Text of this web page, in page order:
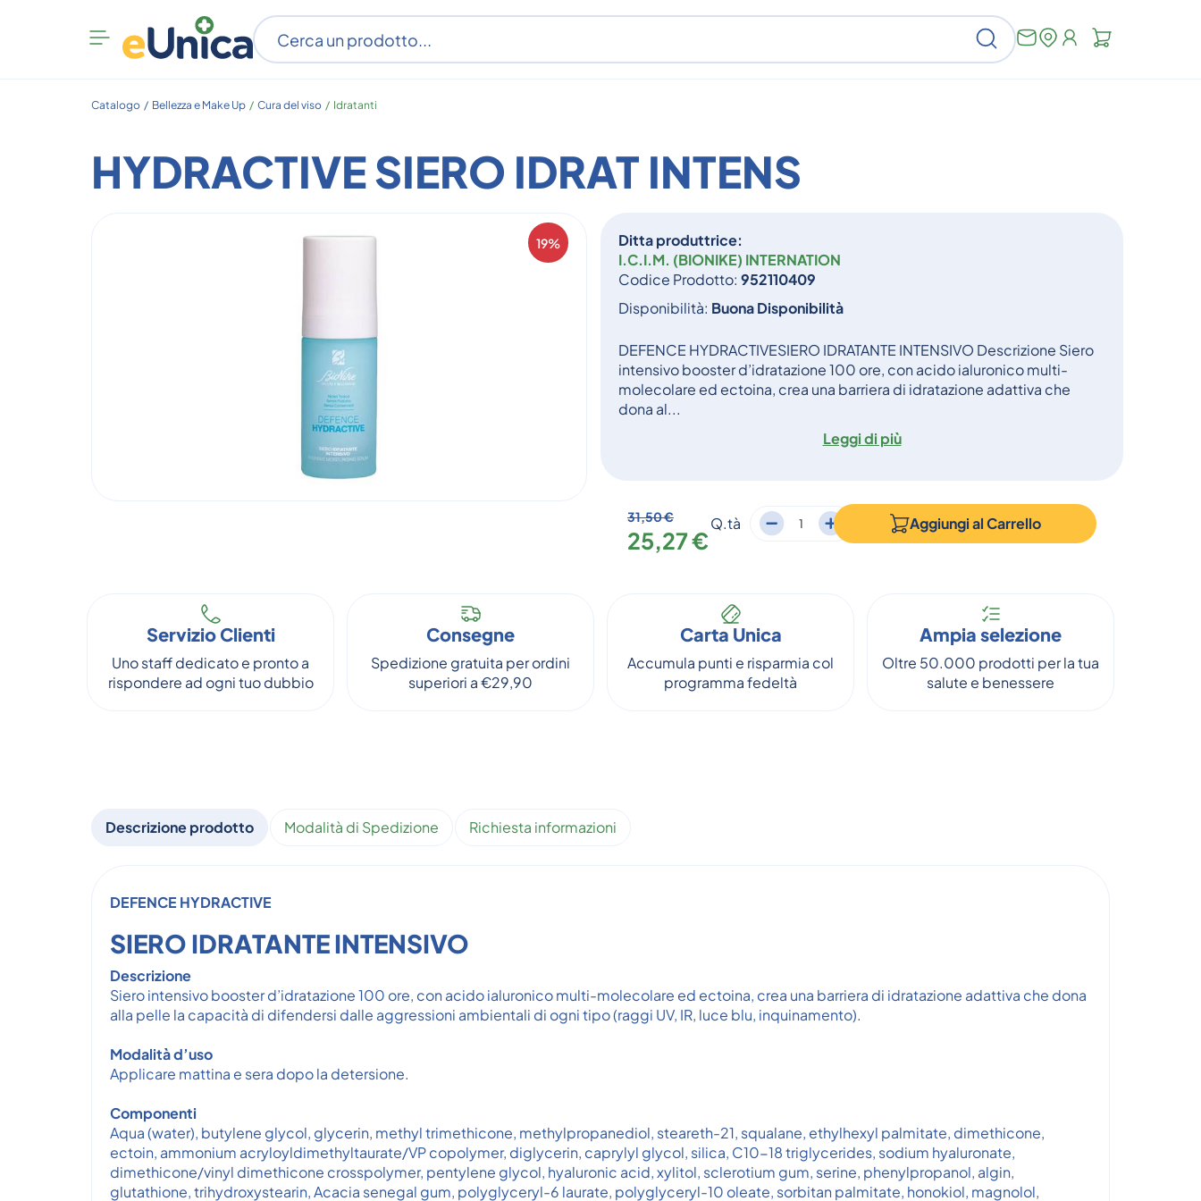
Apri
menu
Cerca
Catalogo / Bellezza e Make Up / Cura del viso / Idratanti
HYDRACTIVE SIERO IDRAT INTENS
19%
Ditta produttrice:
I.C.I.M. (BIONIKE) INTERNATION
Codice Prodotto: 952110409
Disponibilità: Buona Disponibilità
DEFENCE HYDRACTIVESIERO IDRATANTE INTENSIVO Descrizione Siero
intensivo booster d’idratazione 100 ore, con acido ialuronico multi-
molecolare ed ectoina, crea una barriera di idratazione adattiva che
dona al...
Leggi di più
31,50 €
25,27 €
Q.tà Aggiungi alCarrello
Servizio Clienti
Uno staff dedicato e pronto a
rispondere ad ogni tuo dubbio
Consegne
Spedizione gratuita per ordini
superiori a €29,90
Carta Unica
Accumula punti e risparmia col
programma fedeltà
Ampia selezione
Oltre 50.000 prodotti per la tua
salute e benessere
Descrizione prodotto Modalità di Spedizione Richiesta informazioni
DEFENCE HYDRACTIVE
SIERO IDRATANTE INTENSIVO
Descrizione
Siero intensivo booster d’idratazione 100 ore, con acido ialuronico multi-molecolare ed ectoina, crea una barriera di idratazione adattiva che dona
alla pelle la capacità di difendersi dalle aggressioni ambientali di ogni tipo (raggi UV, IR, luce blu, inquinamento).
Modalità d’uso
Applicare mattina e sera dopo la detersione.
Componenti
Aqua (water), butylene glycol, glycerin, methyl trimethicone, methylpropanediol, steareth-21, squalane, ethylhexyl palmitate, dimethicone,
ectoin, ammonium acryloyldimethyltaurate/VP copolymer, diglycerin, caprylyl glycol, silica, C10-18 triglycerides, sodium hyaluronate,
dimethicone/vinyl dimethicone crosspolymer, pentylene glycol, hyaluronic acid, xylitol, sclerotium gum, serine, phenylpropanol, algin,
glutathione, trihydroxystearin, Acacia senegal gum, polyglyceryl-6 laurate, polyglyceryl-10 oleate, sorbitan palmitate, honokiol, magnolol,